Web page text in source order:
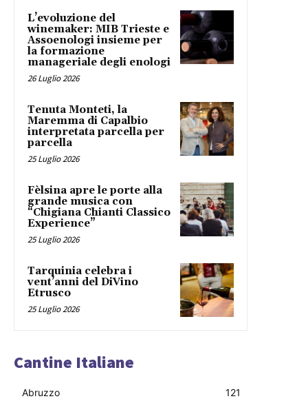
L’evoluzione del
winemaker: MIB Trieste e
Assoenologi insieme per
la formazione
manageriale degli enologi
26 Luglio 2026
Tenuta Monteti, la
Maremma di Capalbio
interpretata parcella per
parcella
25 Luglio 2026
Fèlsina apre le porte alla
grande musica con
“Chigiana Chianti Classico
Experience”
25 Luglio 2026
Tarquinia celebra i
vent’anni del DiVino
Etrusco
25 Luglio 2026
Cantine Italiane
Abruzzo
121